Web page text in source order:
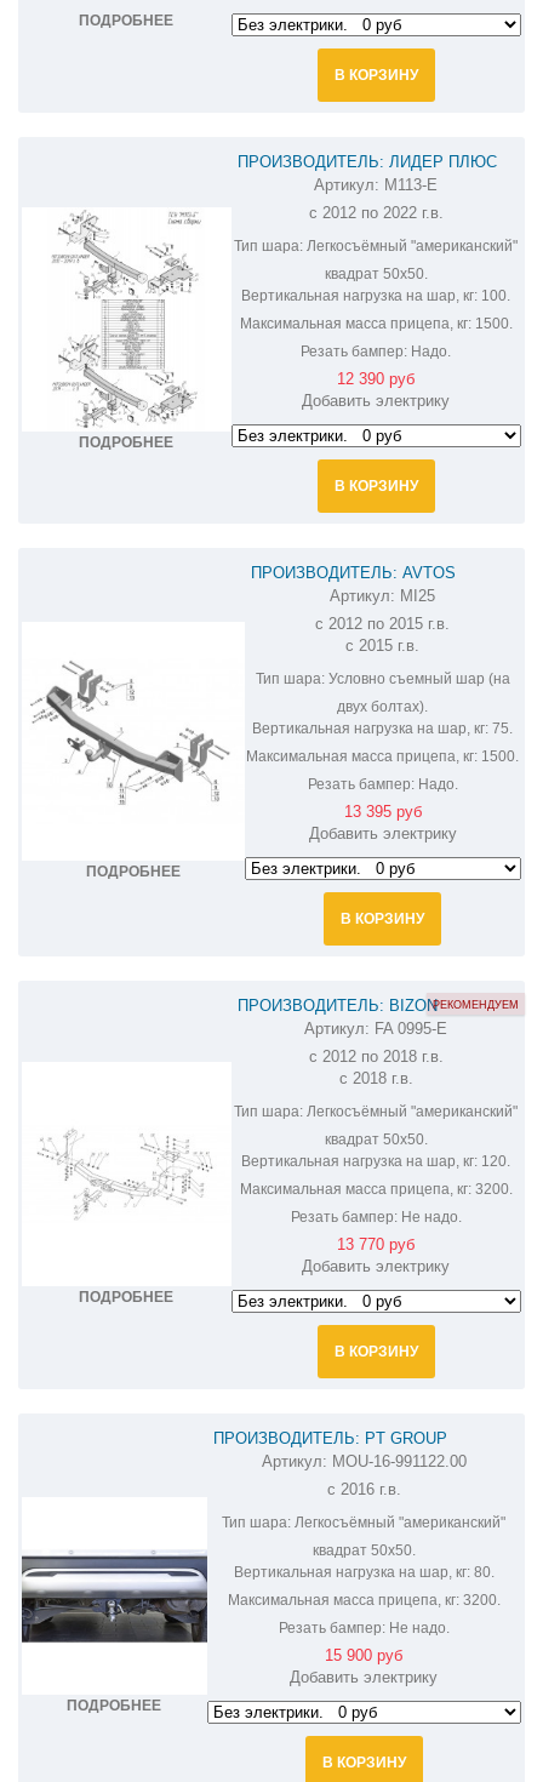
ПОДРОБНЕЕ
В КОРЗИНУ
ПОДРОБНЕЕ
ПРОИЗВОДИТЕЛЬ: ЛИДЕР ПЛЮС
ФАРКОП НА MITSUBISHI OUTLANDER
M113-E
Артикул: M113-E
с 2012 по 2022 г.в.
Тип шара: Легкосъёмный "американский"
квадрат 50х50.
Вертикальная нагрузка на шар, кг: 100.
Максимальная масса прицепа, кг:1500.
Резать бампер: Надо.
12 390 руб
Добавить электрику
В КОРЗИНУ
ПОДРОБНЕЕ
ПРОИЗВОДИТЕЛЬ: AVTOS
ФАРКОП НА MITSUBISHI OUTLANDER
MI25
Артикул: MI25
с 2012 по 2015 г.в.
с 2015 г.в.
Тип шара:Условно съемный шар (на
двух болтах).
Вертикальная нагрузка на шар, кг: 75.
Максимальная масса прицепа, кг: 1500.
Резать бампер:Надо.
13 395 руб
Добавить электрику
В КОРЗИНУ
ПОДРОБНЕЕ
ПРОИЗВОДИТЕЛЬ: BIZON
ФАРКОП НА MITSUBISHI OUTLANDER
FA 0995-E
Артикул: FA 0995-E
с 2012 по 2018 г.в.
с 2018 г.в.
Тип шара: Легкосъёмный "американский"
квадрат 50х50.
Вертикальная нагрузка на шар, кг: 120.
Максимальная масса прицепа, кг:3200.
Резать бампер:Не надо.
РЕКОМЕНДУЕМ
13 770 руб
Добавить электрику
В КОРЗИНУ
ПОДРОБНЕЕ
ПРОИЗВОДИТЕЛЬ: PT GROUP
ФАРКОП НА MITSUBISHI OUTLANDER
21061501/MOU-16-991122.00
Артикул: MOU-16-991122.00
с 2016 г.в.
Тип шара: Легкосъёмный "американский"
квадрат 50х50.
Вертикальная нагрузка на шар, кг:80.
Максимальная масса прицепа, кг:3200.
Резать бампер:Не надо.
15 900 руб
Добавить электрику
В КОРЗИНУ